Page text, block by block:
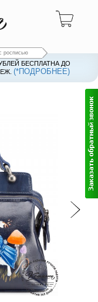
росписью
БЕСПЛАТНА ДО
(*ПОДРОБНЕЕ)